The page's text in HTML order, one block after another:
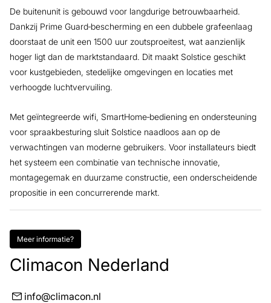
De buitenunit is gebouwd voor langdurige betrouwbaarheid.
Dankzij Prime Guard‑bescherming en een dubbele grafeenlaag
doorstaat de unit een 1500 uur zoutsproeitest, wat aanzienlijk
hoger ligt dan de marktstandaard. Dit maakt Solstice geschikt
voor kustgebieden, stedelijke omgevingen en locaties met
verhoogde luchtvervuiling.
Met geïntegreerde wifi, SmartHome‑bediening en ondersteuning
voor spraakbesturing sluit Solstice naadloos aan op de
verwachtingen van moderne gebruikers. Voor installateurs biedt
het systeem een combinatie van technische innovatie,
montagegemak en duurzame constructie, een onderscheidende
propositie in een concurrerende markt.
Meer informatie?
Climacon Nederland
info@climacon.nl